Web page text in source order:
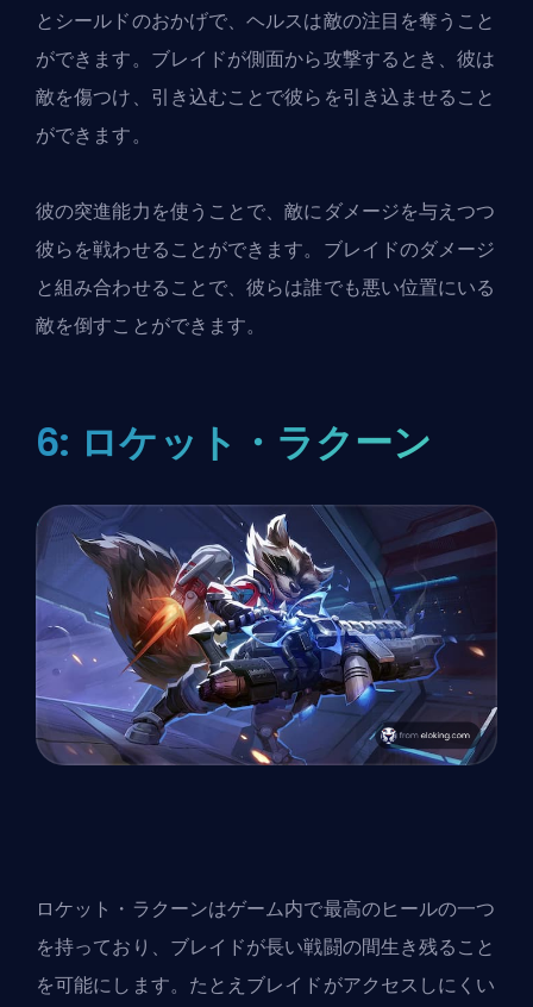
とシールドのおかげで、ヘルスは敵の注目を奪うこと
ができます。ブレイドが側面から攻撃するとき、彼は
敵を傷つけ、引き込むことで彼らを引き込ませること
ができます。
彼の突進能力を使うことで、敵にダメージを与えつつ
彼らを戦わせることができます。ブレイドのダメージ
と組み合わせることで、彼らは誰でも悪い位置にいる
敵を倒すことができます。
6: ロケット・ラクーン
ロケット・ラクーンはゲーム内で最高のヒールの一つ
を持っており、ブレイドが長い戦闘の間生き残ること
を可能にします。たとえブレイドがアクセスしにくい